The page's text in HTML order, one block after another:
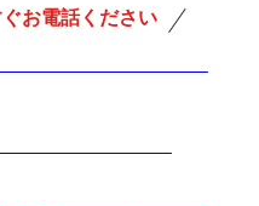
お電話ください